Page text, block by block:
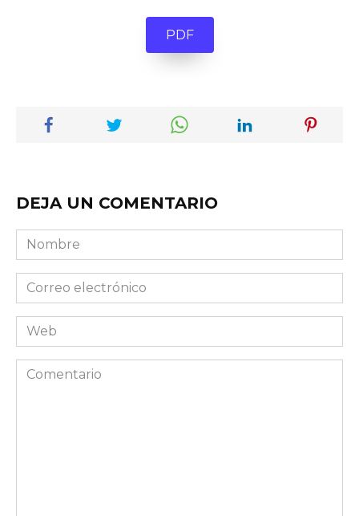
PDF
DEJA UN COMENTARIO
Nombre
Correo
electrónico
Web
Comentario